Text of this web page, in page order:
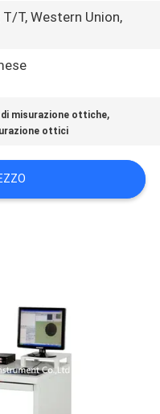
T/T, Western Union,
misurazione ottiche,
ottici